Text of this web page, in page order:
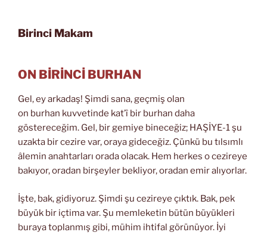
Birinci Makam
ON BİRİNCİ BURHAN
Gel, ey arkadaş! Şimdi sana, geçmiş olan
on burhan kuvvetinde kat’î bir burhan daha
göstereceğim. Gel, bir gemiye bineceğiz; HAŞİYE-1 şu
uzakta bir cezire var, oraya gideceğiz. Çünkü bu tılsımlı
âlemin anahtarları orada olacak. Hem herkes o cezireye
bakıyor, oradan birşeyler bekliyor, oradan emir alıyorlar.
İşte, bak, gidiyoruz. Şimdi şu cezireye çıktık. Bak, pek
büyük bir içtima var. Şu memleketin bütün büyükleri
buraya toplanmış gibi, mühim ihtifal görünüyor. İyi